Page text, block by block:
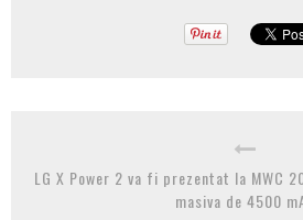
LG X Power 2 va fi prezentat la MWC
masiva de 4500